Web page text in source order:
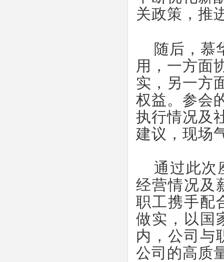
关政策，推
随后，慕
用，一方面
实，另一方
权益。参会
执行情况及
建议，现场
通过此次
经营情况及
职工携手配
做实，以国
内，公司与
公司的高质